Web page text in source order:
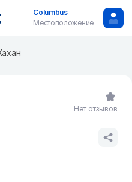
Columbus
Местоположение
Нет отзывов